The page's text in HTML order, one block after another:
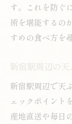
す。これを防ぐ
術を堪能するの
すめの食べ方を
新宿駅周辺の
新宿駅周辺で天
ェックポイント
産地直送や毎日